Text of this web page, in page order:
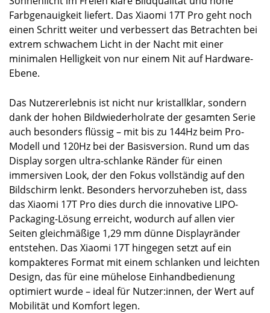
Farbgenauigkeit liefert. Das Xiaomi 17T Pro geht noch
einen Schritt weiter und verbessert das Betrachten bei
extrem schwachem Licht in der Nacht mit einer
minimalen Helligkeit von nur einem Nit auf Hardware-
Ebene.
Das Nutzererlebnis ist nicht nur kristallklar, sondern
dank der hohen Bildwiederholrate der gesamten Serie
auch besonders flüssig – mit bis zu 144Hz beim Pro-
Modell und 120Hz bei der Basisversion. Rund um das
Display sorgen ultra-schlanke Ränder für einen
immersiven Look, der den Fokus vollständig auf den
Bildschirm lenkt. Besonders hervorzuheben ist, dass
das Xiaomi 17T Pro dies durch die innovative LIPO-
Packaging-Lösung erreicht, wodurch auf allen vier
Seiten gleichmäßige 1,29 mm dünne Displayränder
entstehen. Das Xiaomi 17T hingegen setzt auf ein
kompakteres Format mit einem schlanken und leichten
Design, das für eine mühelose Einhandbedienung
optimiert wurde – ideal für Nutzer:innen, der Wert auf
Mobilität und Komfort legen.